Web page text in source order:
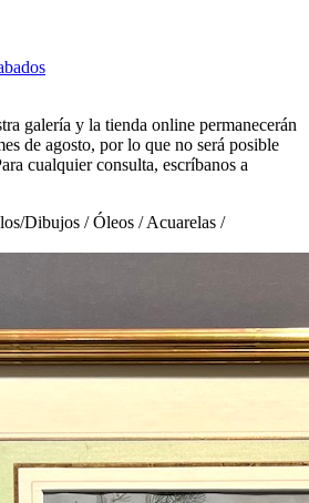
galería y la tienda online permanecerán
de agosto, por lo que no será posible
cualquier consulta, escríbanos a
/Dibujos / Óleos / Acuarelas /